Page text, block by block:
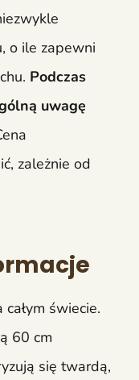
o ile zapewni
Podczas
uwagę
zależnie od
świecie.
60 cm
się twardą,